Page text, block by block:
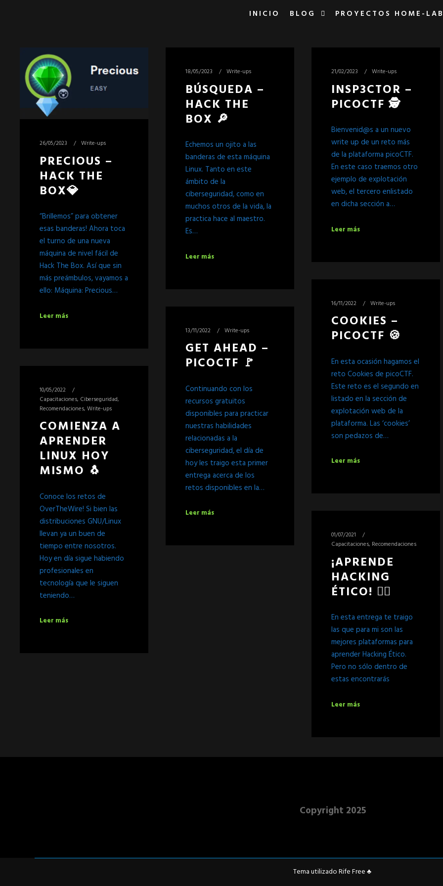
INICIO BLOG PROYECTOS HOME-LAB
26/05/2023 Write-ups
PRECIOUS –
HACK THE
BOX💎
“Brillemos” para obtener
esas banderas! Ahora toca
el turno de una nueva
máquina de nivel fácil de
Hack The Box. Así que sin
más preámbulos, vayamos a
ello: Máquina: Precious…
Leer más
18/05/2023 Write-ups
BÚSQUEDA –
HACK THE
BOX 🔎
Echemos un ojito a las
banderas de esta máquina
Linux. Tanto en este
ámbito de la
ciberseguridad, como en
muchos otros de la vida, la
practica hace al maestro.
Es…
Leer más
21/02/2023 Write-ups
INSP3CTOR –
PICOCTF 🕵️
Bienvenid@s a un nuevo
write up de un reto más
de la plataforma picoCTF.
En este caso traemos otro
ejemplo de explotación
web, el tercero enlistado
en dicha sección a…
Leer más
16/11/2022 Write-ups
COOKIES –
PICOCTF 🍪
En esta ocasión hagamos el
reto Cookies de picoCTF.
Este reto es el segundo en
listado en la sección de
explotación web de la
plataforma. Las ‘cookies’
son pedazos de…
Leer más
13/11/2022 Write-ups
GET AHEAD –
PICOCTF 🚩
Continuando con los
recursos gratuitos
disponibles para practicar
nuestras habilidades
relacionadas a la
ciberseguridad, el día de
hoy les traigo esta primer
entrega acerca de los
retos disponibles en la…
Leer más
10/05/2022
Capacitaciones, Ciberseguridad,
Recomendaciones, Write-ups
COMIENZA A
APRENDER
LINUX HOY
MISMO 🐧
Conoce los retos de
OverTheWire! Si bien las
distribuciones GNU/Linux
llevan ya un buen de
tiempo entre nosotros.
Hoy en día sigue habiendo
profesionales en
tecnología que le siguen
teniendo…
Leer más
01/07/2021
Capacitaciones, Recomendaciones
¡APRENDE
HACKING
ÉTICO! 🦸‍♂️
En esta entrega te traigo
las que para mi son las
mejores plataformas para
aprender Hacking Ético.
Pero no sólo dentro de
estas encontrarás
Leer más
Copyright 2025
Tema utilizadoRife Free♣